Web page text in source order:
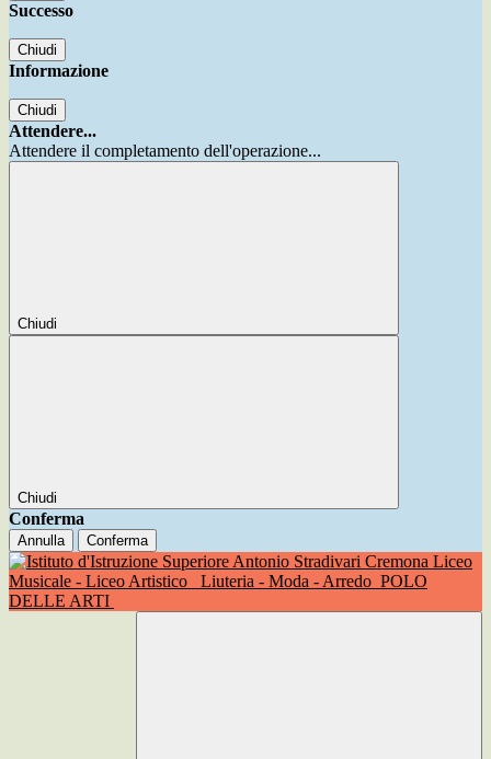
Successo
Chiudi
Informazione
Chiudi
Attendere...
Attendere il completamento dell'operazione...
Chiudi
Chiudi
Conferma
Annulla Conferma
Liceo
Musicale - Liceo Artistico
Liuteria - Moda - Arredo POLO
DELLE ARTI